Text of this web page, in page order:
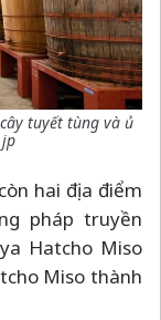
tuyết tùng và ủ
hai địa điểm
pháp truyền
Hatcho Miso
Miso thành